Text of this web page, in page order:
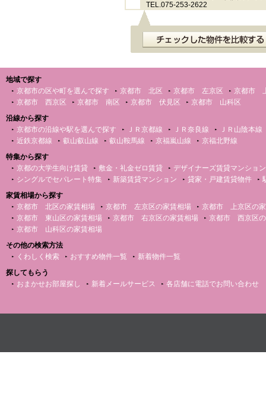
TEL.075-253-2622
地域で探す
京都市の区や町を選んで探す
京都市 北区 京都市 左京区
京都市
京都市 西京区
京都市 南区 京都市 伏見区
京都市 山科区
沿線から探す
京都市の沿線や駅を選んで探す
ＪＲ京都線 ＪＲ奈良線
ＪＲ山陰本線
近鉄京都線
叡山叡山線 叡山鞍馬線 京福嵐山線
京福北野線
特集から探す
京都の大学生向け賃貸
敷金・礼金ゼロ賃貸
デザイナーズ賃貸マンション
シングルでセパレート特集
新築賃貸マンション 貸家・戸建賃貸物件
家賃相場から探す
京都市 北区の家賃相場
京都市 左京区の家賃相場
京都市 上京区の
京都市 東山区の家賃相場
京都市 右京区の家賃相場
京都市 西京区
京都市 山科区の家賃相場
その他の検索方法
くわしく検索
おすすめ物件一覧
新着物件一覧
探してもらう
おまかせお部屋探し
新着メールサービス 各店舗に電話でお問い合わせ